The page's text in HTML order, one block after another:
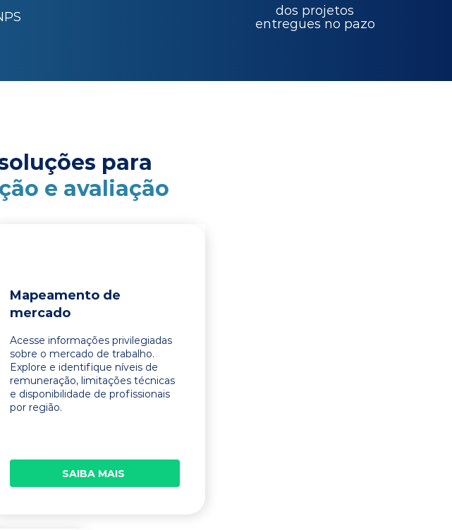
dos projetos
entregues no pazo
para
e avaliação
Mapeamento de
mercado
Acesse informações privilegiadas
sobre o mercado de trabalho.
Explore e identifique níveis de
remuneração, limitações técnicas
e disponibilidade de profissionais
por região.
SAIBA MAIS